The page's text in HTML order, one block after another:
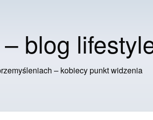
blog
– kobiecy punkt widzenia